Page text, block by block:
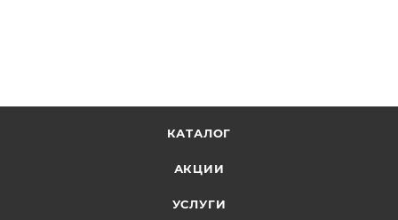
КАТАЛОГ
АКЦИИ
УСЛУГИ